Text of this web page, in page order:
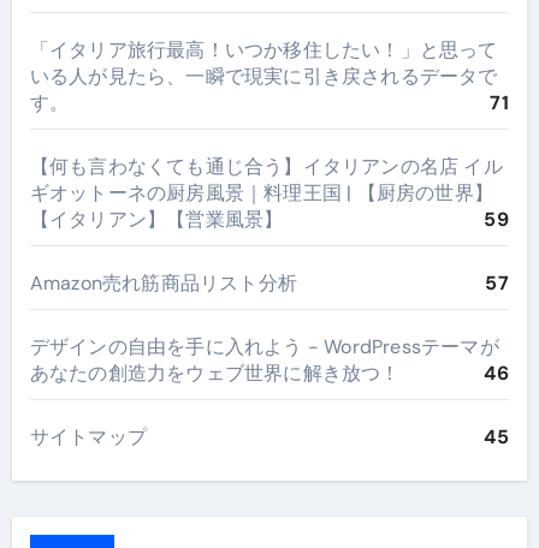
​「イタリア旅行最高！いつか移住したい！」と思って
いる人が見たら、一瞬で現実に引き戻されるデータで
す。
71
【何も言わなくても通じ合う】イタリアンの名店 イル
ギオットーネの厨房風景｜料理王国 | 【厨房の世界】
【イタリアン】【営業風景】
59
Amazon売れ筋商品リスト分析 57
デザインの自由を手に入れよう - WordPressテーマが
あなたの創造力をウェブ世界に解き放つ！
46
サイトマップ 45